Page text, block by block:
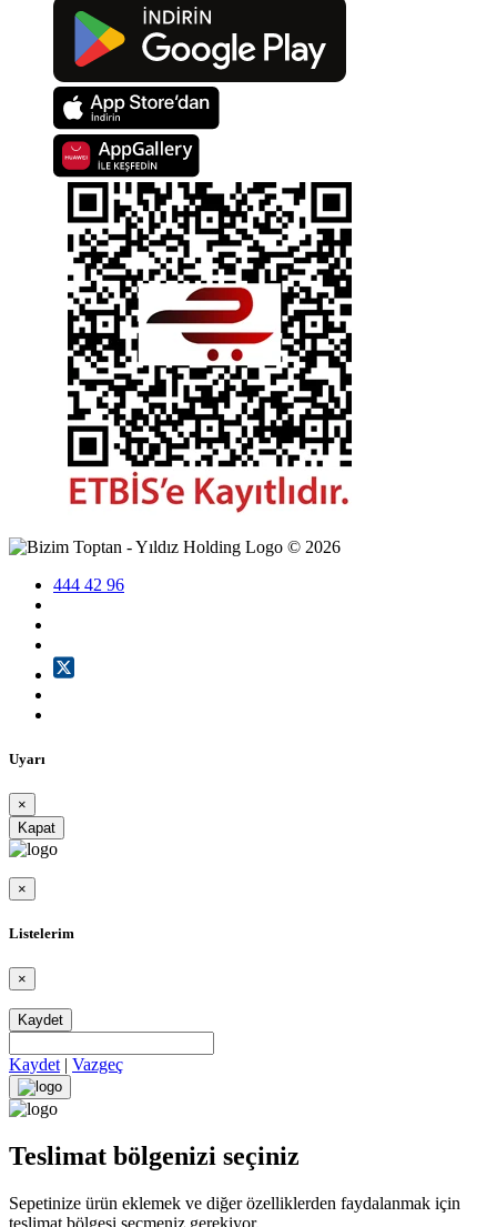
© 2026
444 42 96
Uyarı
×
Kapat
×
Listelerim
×
Kaydet
Kaydet | Vazgeç
Teslimat bölgenizi seçiniz
Sepetinize ürün eklemek ve diğer özelliklerden faydalanmak için
teslimat bölgesi seçmeniz gerekiyor.